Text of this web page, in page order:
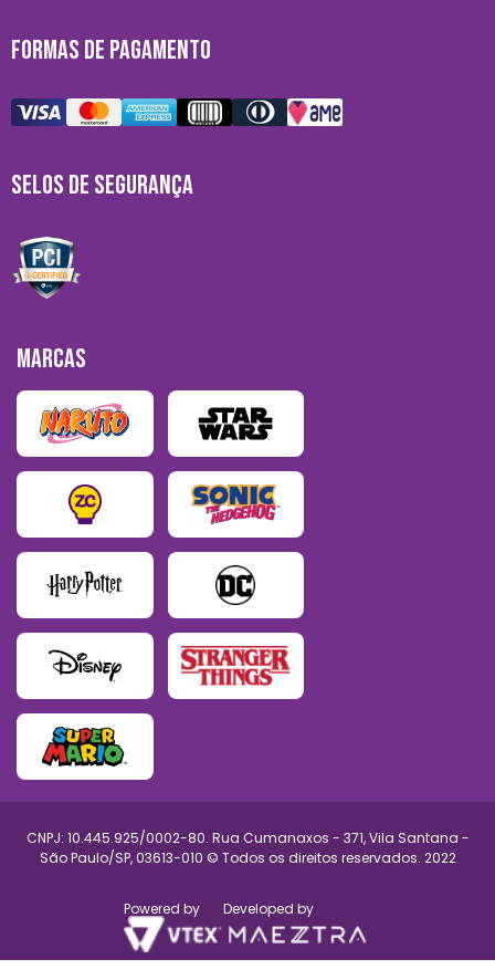
FORMAS DE PAGAMENTO
SELOS DE SEGURANÇA
MARCAS
CNPJ: 10.445.925/0002-80. Rua Cumanaxos - 371, Vila Santana -
São Paulo/SP, 03613-010 © Todos os direitos reservados. 2022
Powered by Developed by